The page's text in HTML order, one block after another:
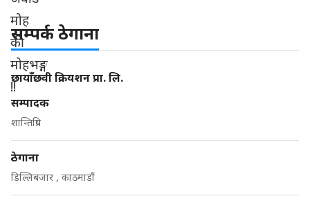
सम्पर्क ठेगाना
छायाँछवी क्रियशन प्रा. लि.
सम्पादक
शान्तिप्रिय
ठेगाना
डिल्लिबजार , काठमाडौं